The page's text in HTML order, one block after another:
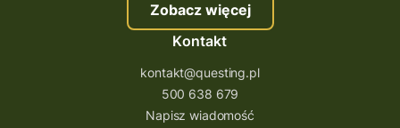
Zobacz więcej
Kontakt
kontakt@questing.pl
500 638 679
Napisz wiadomość